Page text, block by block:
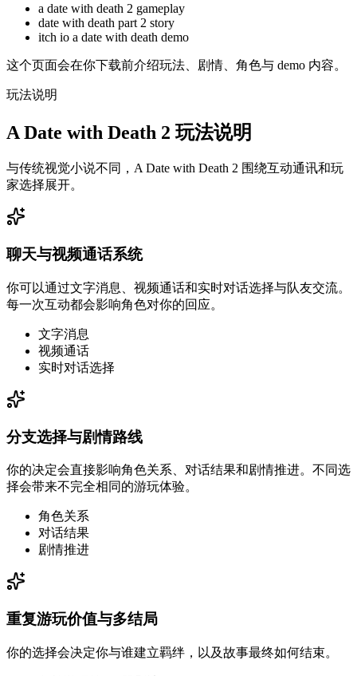
a date with death 2 gameplay
date with death part 2 story
itch io a date with death demo
这个页面会在你下载前介绍玩法、剧情、角色与 demo 内容。
玩法说明
A Date with Death 2 玩法说明
与传统视觉小说不同，A Date with Death 2 围绕互动通讯和玩
家选择展开。
聊天与视频通话系统
你可以通过文字消息、视频通话和实时对话选择与队友交流。
每一次互动都会影响角色对你的回应。
文字消息
视频通话
实时对话选择
分支选择与剧情路线
你的决定会直接影响角色关系、对话结果和剧情推进。不同选
择会带来不完全相同的游玩体验。
角色关系
对话结果
剧情推进
重复游玩价值与多结局
你的选择会决定你与谁建立羁绊，以及故事最终如何结束。